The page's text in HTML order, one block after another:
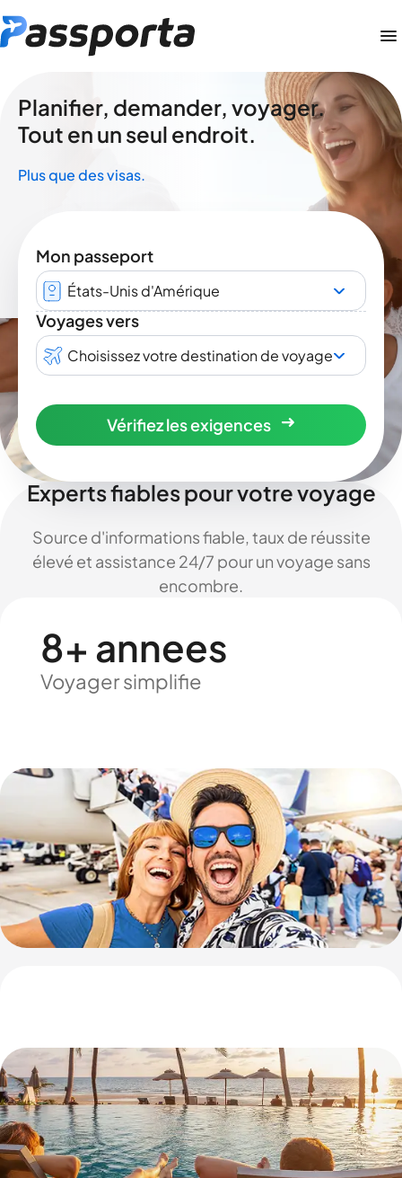
Planifier, demander, voyager.
Tout en un seul endroit.
Plus que des visas.
Mon passeport
États-Unis d'Amérique
Voyages vers
Choisissez votre destination de voyage
Vérifiez les exigences
Experts fiables pour votre voyage
Source d'informations fiable, taux de réussite
élevé et assistance 24/7 pour un voyage sans
encombre.
8+ annees
Voyager simplifie